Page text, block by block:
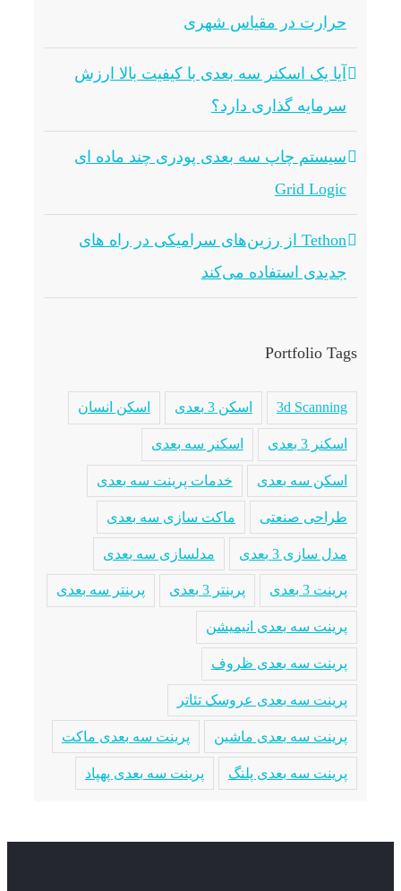
حرارت در مقیاس شهری
آیا یک اسکنر سه بعدی با کیفیت بالا ارزش
سرمایه گذاری دارد؟
سیستم چاپ سه بعدی پودری چند ماده ای
Grid Logic
Tethon از رزین‌های سرامیکی در راه های
جدیدی استفاده می‌کند
Portfolio Tags
3d Scanning اسکن 3 بعدی اسکن انسان
اسکنر 3 بعدی اسکنر سه بعدی
اسکن سه بعدی خدمات پرینت سه بعدی
طراحی صنعتی ماکت سازی سه بعدی
مدل سازی 3 بعدی مدلسازی سه بعدی
پرینت 3 بعدی پرینتر 3 بعدی پرینتر سه بعدی
پرینت سه بعدی انیمیشن
پرینت سه بعدی ظروف
پرینت سه بعدی عروسک تئاتر
پرینت سه بعدی ماشین پرینت سه بعدی ماکت
پرینت سه بعدی پلنگ پرینت سه بعدی پهپاد